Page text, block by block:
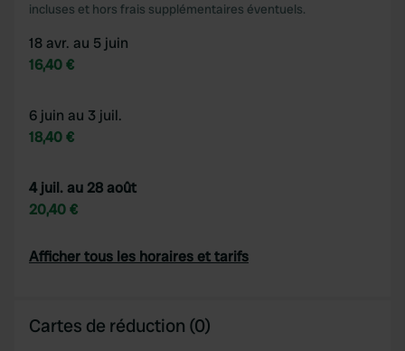
incluses et hors frais supplémentaires éventuels.
18 avr. au 5 juin
16,40 €
6 juin au 3 juil.
18,40 €
4 juil. au 28 août
20,40 €
Afficher tous les horaires et tarifs
Cartes de réduction (0)